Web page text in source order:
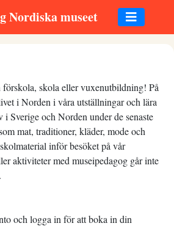
Nordiska museet
skola eller vuxenutbildning! På
i Norden i våra utställningar och lära
Sverige och Norden under de senaste
mat, traditioner, kläder, mode och
inför besöket på vår
aktiviteter med museipedagog går inte
och logga in för att boka in din